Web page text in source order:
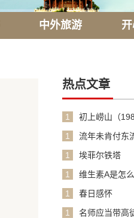
中外旅游
热点文章
1
初上崂山（
1
流年未肯付
1
埃菲尔铁塔
1
维生素A是怎
1
春日感怀
1
名师应当带高